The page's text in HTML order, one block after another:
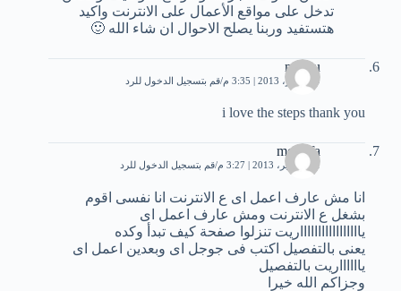
تدخل على مواقع الأعمال على الانترنت واكيد
هتستفيد وربنا يصلح الاحوال ان شاء الله 🙂
minou
9 سبتمبر، 2013 | 3:35 م قم بتسجيل الدخول للرد
i love the steps thank you
mostafa
11 سبتمبر، 2013 | 3:27 م قم بتسجيل الدخول للرد
انا مش عارف اعمل اى ع الانترنت انا نفسى اقوم
بشغل ع الانترنت ومش عارف اعمل اى
ياااااااااااااااااريت تنزلوا صفحة كيف تبدأ وكده
يعنى بالتفصيل اكتب فى جوجل اى وبعدين اعمل اى
يااااااريت بالتفصيل
وجزاكم الله خيرا